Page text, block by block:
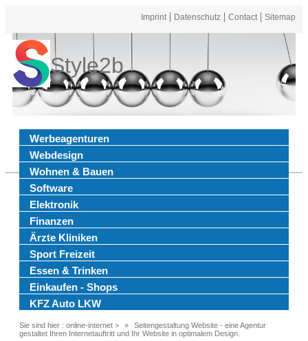
Imprint Datenschutz Contact Sitemap
Style2b
Werbeagenturen
Webdesign
Wohnen & Bauen
Software
Elektronik
Finanzen
Ärzte Kliniken
Sport Freizeit
Essen & Trinken
Einkaufen - Shops
KFZ Auto LKW
Sie sind hier : online-internet >
Seitengestaltung Website - eine Agentur
gestaltet Ihren Internetauftritt und Ihr Website in optimalem Design.